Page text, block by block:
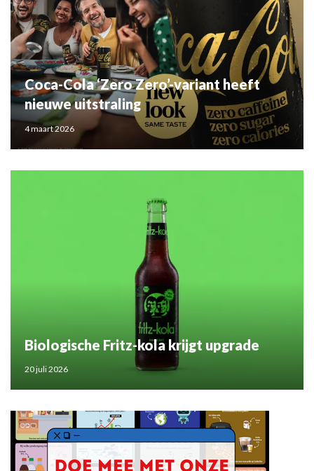
Coca-Cola ‘Zero Zero’-variant heeft
nieuwe uitstraling
4 maart 2026
Biologische Fritz-kola krijgt upgrade
20 juli 2026